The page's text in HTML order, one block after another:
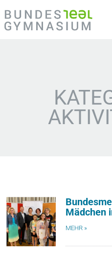
Mädchen
MEHR »